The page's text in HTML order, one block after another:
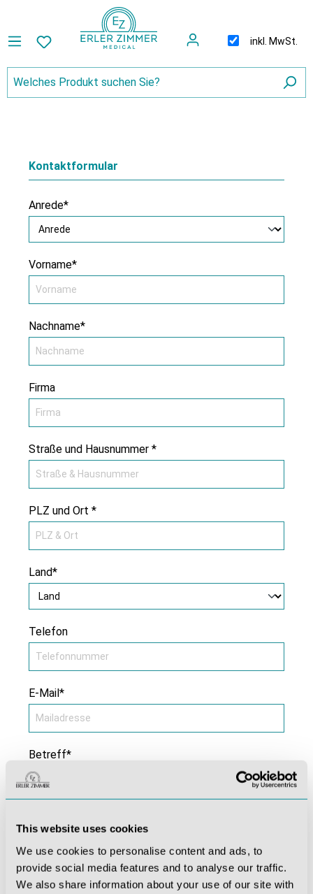
This website uses cookies
We use cookies to personalise content and ads, to
provide social media features and to analyse our traffic.
We also share information about your use of our site with
inkl. MwSt.
Kontaktformular
Anrede*
Vorname*
Nachname*
Firma
Straße und Hausnummer *
PLZ und Ort *
Land*
Telefon
E-Mail*
Betreff*